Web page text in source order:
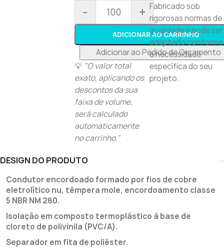
- +
ADICIONAR AO CARRINHO
Adicionar ao Pedido de Orçamento
💡 “O valor total
exato, aplicando os
descontos da sua
faixa de volume,
será calculado
automaticamente
no carrinho.”
Fabricado sob
rigorosas normas de
qualidade e pode ser
adaptado conforme
a necessidade
específica do seu
projeto.
DESIGN DO PRODUTO
Condutor encordoado formado por fios de cobre
eletrolítico nu, têmpera mole, encordoamento classe
5 NBR NM 280.
Isolação em composto termoplástico à base de
cloreto de polivinila (PVC/A).
Separador em fita de poliéster.